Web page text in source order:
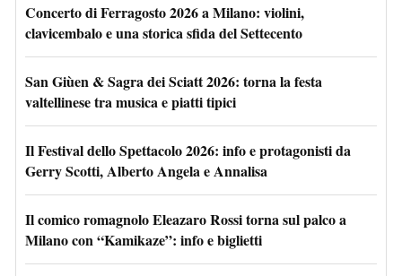
Concerto di Ferragosto 2026 a Milano: violini,
clavicembalo e una storica sfida del Settecento
San Giùen & Sagra dei Sciatt 2026: torna la festa
valtellinese tra musica e piatti tipici
Il Festival dello Spettacolo 2026: info e protagonisti da
Gerry Scotti, Alberto Angela e Annalisa
Il comico romagnolo Eleazaro Rossi torna sul palco a
Milano con “Kamikaze”: info e biglietti